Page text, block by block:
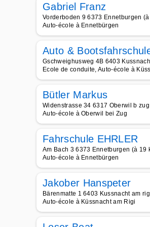
Gabriel Franz
Vorderboden 9 6373 Ennetburgen
Auto-école à Ennetbürgen
Auto &
Gschweighusweg 4B 6403
Ecole de conduite, Auto-école à
Bütler Markus
Widenstrasse 34 6317 Oberwil b
Auto-école à Oberwil bei Zug
Fahrschule EHRLER
Am Bach 3 6373 Ennetburgen (à 19
Auto-école à Ennetbürgen
Jakober Hanspeter
Bärenmatte 1 6403 Kussnacht am
Auto-école à Küssnacht am Rigi